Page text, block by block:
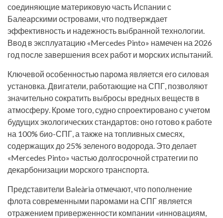
соединяющие материковую часть Испании с
Балеарскими островами, что подтверждает
эффективность и надежность выбранной технологии.
Ввод в эксплуатацию «Mercedes Pinto» намечен на 2026
год после завершения всех работ и морских испытаний.
Ключевой особенностью парома является его силовая
установка. Двигатели, работающие на СПГ, позволяют
значительно сократить выбросы вредных веществ в
атмосферу. Кроме того, судно спроектировано с учетом
будущих экологических стандартов: оно готово к работе
на 100% био-СПГ, а также на топливных смесях,
содержащих до 25% зеленого водорода. Это делает
«Mercedes Pinto» частью долгосрочной стратегии по
декарбонизации морского транспорта.
Представители Baleària отмечают, что пополнение
флота современными паромами на СПГ является
отражением приверженности компании «инновациям,